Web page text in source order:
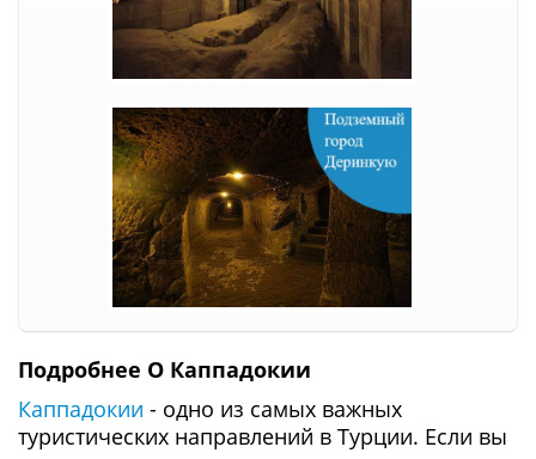
Подробнее О Каппадокии
Каппадокии - одно из самых важных
туристических направлений в Турции. Если вы